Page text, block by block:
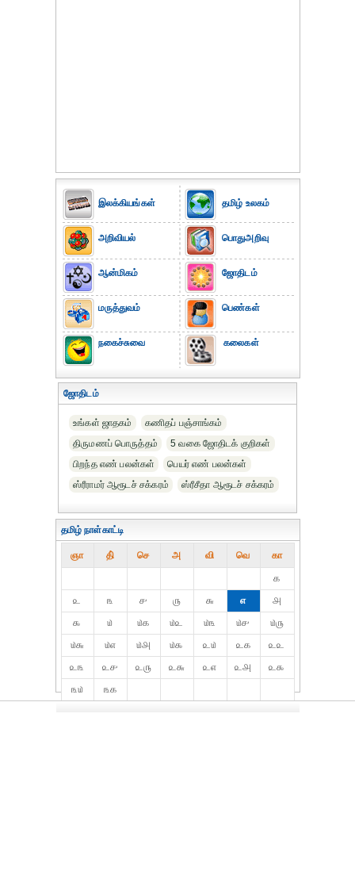
இலக்கியங்கள்
அறிவியல்
ஆன்மிகம்
மருத்துவம்
நகைச்சுவை
தமிழ் உலகம்
பொதுஅறிவு
ஜோதிடம்
பெண்கள்
கலைகள்
ஜோதிடம்
உங்கள் ஜாதகம்
கணிதப் பஞ்சாங்கம்
திருமணப் பொருத்தம்
5 வகை ஜோதிடக் குறிகள்
பிறந்த எண் பலன்கள்
பெயர் எண் பலன்கள்
ஸ்ரீராமர் ஆரூடச் சக்கரம்
ஸ்ரீசீதா ஆரூடச் சக்கரம்
தமிழ் நாள்காட்டி
ஞா தி் செ அ வி வெ கா
௧
௨
௩ ௪ ௫ ௬ ௭
௮
௯
௰ ௰௧ ௰௨ ௰௩ ௰௪
௰௫
௰௬
௰௭ ௰௮ ௰௯ ௨௰ ௨௧
௨௨
௨௩
௨௪ ௨௫ ௨௬ ௨௭ ௨௮
௨௯
௩௰
௩௧